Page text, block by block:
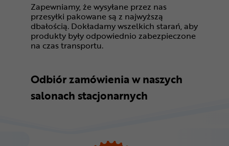
Zapewniamy, że wysyłane przez nas
przesyłki pakowane są z najwyższą
dbałością. Dokładamy wszelkich starań, aby
produkty były odpowiednio zabezpieczone
na czas transportu.
Odbiór zamówienia w naszych
salonach stacjonarnych